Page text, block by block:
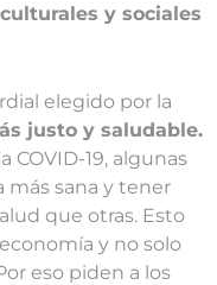
y sociales
elegido por la
justo y saludable.
19, algunas
más sana y tener
que otras. Esto
y no solo
eso piden a los